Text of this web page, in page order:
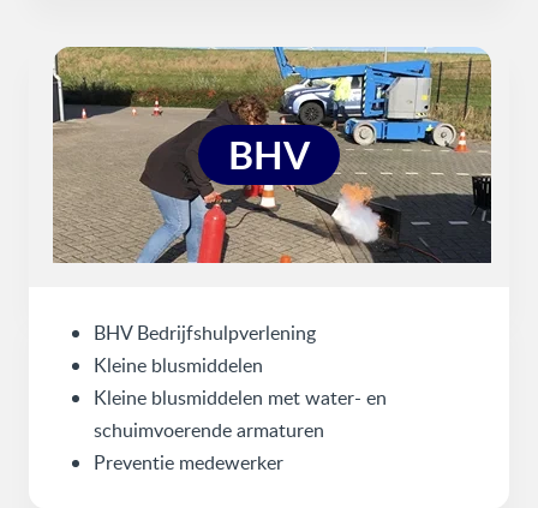
BHV
BHV Bedrijfshulpverlening
Kleine blusmiddelen
Kleine blusmiddelen met water- en
schuimvoerende armaturen
Preventie medewerker